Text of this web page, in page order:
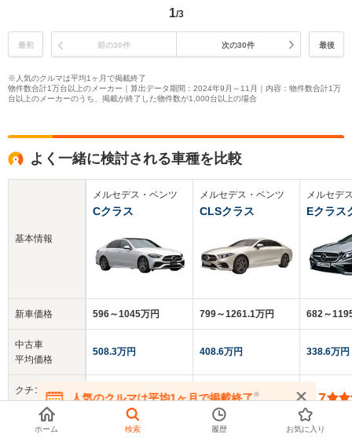
1/3
最初 前の30件 次の30件 最後
※人気のクルマは平均1ヶ月で掲載終了
物件数合計1万台以上のメーカー｜算出データ期間：2024年9月～11月｜内容：物件数合計1万
台以上のメーカーのうち、掲載が終了した物件数が1,000台以上の場合
よく一緒に検討される車種を比較
基本情報
新車価格
中古車
平均価格
クチコミ
総合評価
乗車定員
メルセデス・ベンツ
Cクラス
596～1045万円
508.3万円
-
メルセデス・ベンツ
CLSクラス
799～1261.1万円
408.6万円
4.0
5人
メルセデ
Eクラス
682～
338.6万円
3.7
4人
人気のクルマは平均1ヶ月で掲載終了※
在庫が無くなる前にお問い合わせください
ホーム 検索 履歴 お気に入り